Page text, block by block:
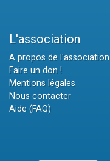
L'association
A propos de l'association
Faire un don !
Mentions légales
Nous contacter
Aide (FAQ)